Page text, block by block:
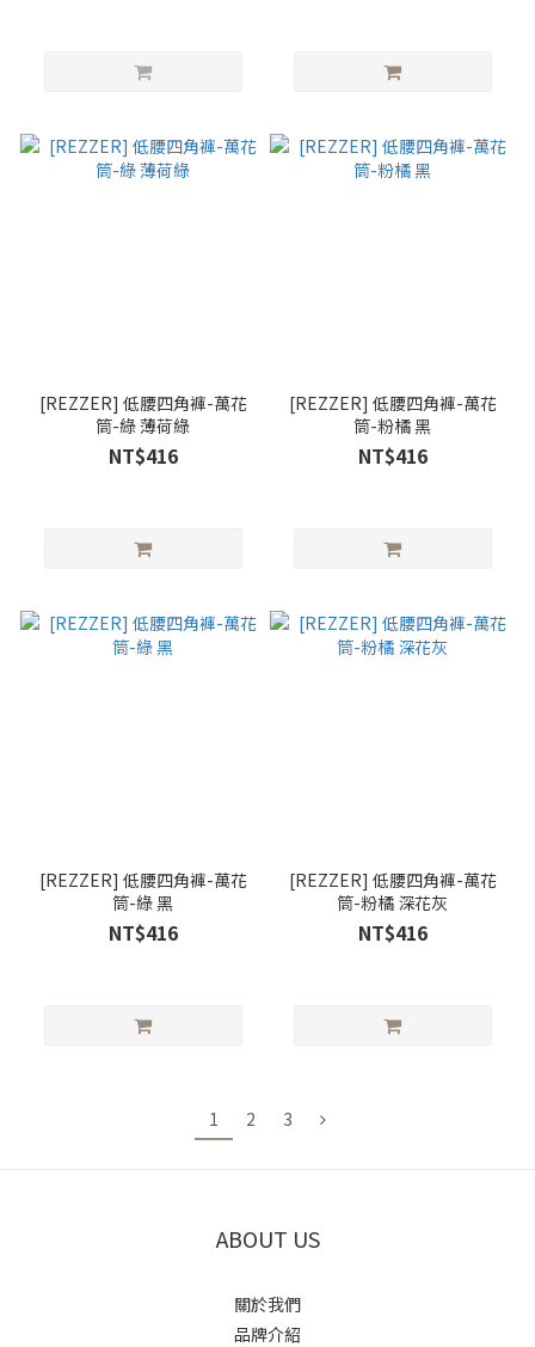
[REZZER] 低腰四角褲-萬花
筒-綠 薄荷綠
NT$416
[REZZER] 低腰四角褲-萬花
筒-粉橘 黑
NT$416
[REZZER] 低腰四角褲-萬花
筒-綠 黑
NT$416
[REZZER] 低腰四角褲-萬花
筒-粉橘 深花灰
NT$416
1 2 3
ABOUT US
關於我們
品牌介紹